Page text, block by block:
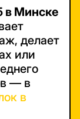
в Минске
делает
или
— в
в